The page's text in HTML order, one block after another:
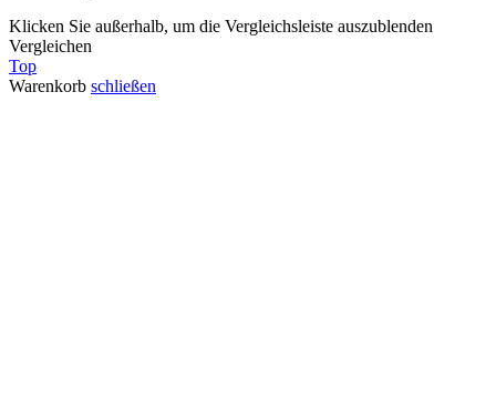
Klicken Sie außerhalb, um die Vergleichsleiste auszublenden
Vergleichen
Top
Warenkorb schließen